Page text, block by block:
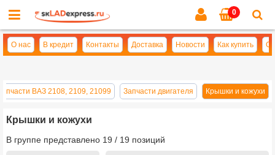
0
О нас В кредит Контакты Доставка Новости Как купить
ВАЗ 2108, 2109, 21099 Запчасти двигателя Крышки и кожухи
Крышки и кожухи
В группе представлено 19 / 19 позиций